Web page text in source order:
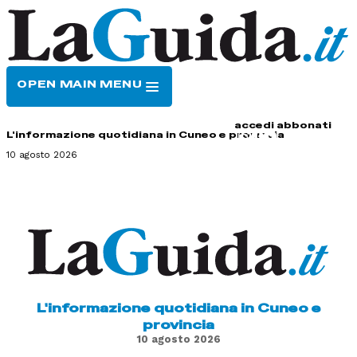
OPEN MAIN MENU
accedi abbonati
L'informazione quotidiana in Cuneo e provincia
10 agosto 2026
L'informazione quotidiana in Cuneo e
provincia
10 agosto 2026